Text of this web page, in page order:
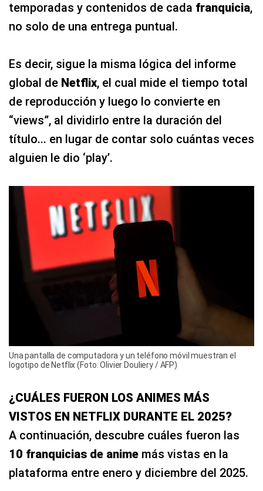
temporadas y contenidos de cada franquicia,
no solo de una entrega puntual.
Es decir, sigue la misma lógica del informe
global de Netflix, el cual mide el tiempo total
de reproducción y luego lo convierte en
“views”, al dividirlo entre la duración del
título... en lugar de contar solo cuántas veces
alguien le dio ‘play’.
Una pantalla de computadora y un teléfono móvil muestran el
logotipo de Netflix (Foto: Olivier Douliery / AFP)
¿CUÁLES FUERON LOS ANIMES MÁS
VISTOS EN NETFLIX DURANTE EL 2025?
A continuación, descubre cuáles fueron las
10 franquicias de anime más vistas en la
plataforma entre enero y diciembre del 2025.